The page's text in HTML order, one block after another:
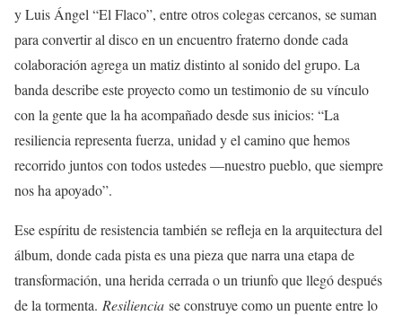
y Luis Ángel “El Flaco”, entre otros colegas cercanos, se suman
para convertir al disco en un encuentro fraterno donde cada
colaboración agrega un matiz distinto al sonido del grupo. La
banda describe este proyecto como un testimonio de su vínculo
con la gente que la ha acompañado desde sus inicios: “La
resiliencia representa fuerza, unidad y el camino que hemos
recorrido juntos con todos ustedes —nuestro pueblo, que siempre
nos ha apoyado”.
Ese espíritu de resistencia también se refleja en la arquitectura del
álbum, donde cada pista es una pieza que narra una etapa de
transformación, una herida cerrada o un triunfo que llegó después
de la tormenta. Resiliencia se construye como un puente entre lo